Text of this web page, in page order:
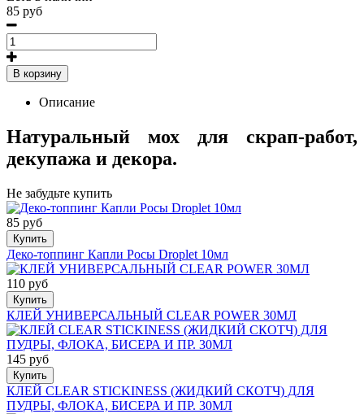
85 руб
В корзину
Описание
Натуральный мох для скрап-работ,
декупажа и декора.
Не забудьте купить
85 руб
Купить
Деко-топпинг Капли Росы Droplet 10мл
110 руб
Купить
КЛЕЙ УНИВЕРСАЛЬНЫЙ CLEAR POWER 30МЛ
145 руб
Купить
КЛЕЙ CLEAR STICKINESS (ЖИДКИЙ СКОТЧ) ДЛЯ
ПУДРЫ, ФЛОКА, БИСЕРА И ПР. 30МЛ